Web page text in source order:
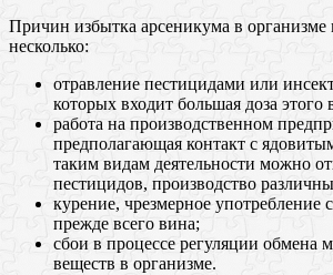
Причин избытка арсеникума в
несколько:
отравление пестицидами или
которых входит большая доза этого
работа на производственном
предполагающая контакт с
таким видам деятельности можно
пестицидов, производство
курение, чрезмерное употребление
прежде всего вина;
сбои в процессе регуляции обмена
веществ в организме.